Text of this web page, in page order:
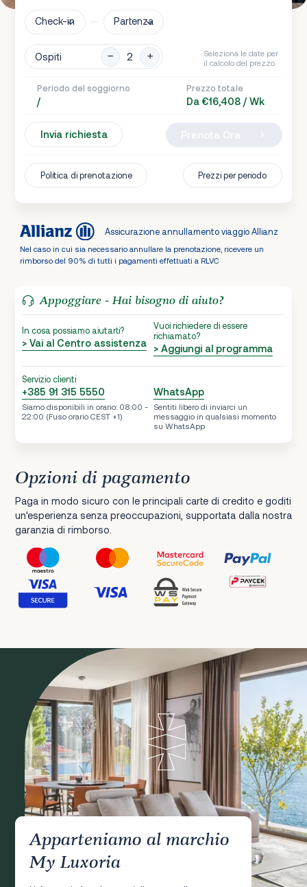
Check-in Partenza
Ospiti
Seleziona le date per
il calcolo del prezzo
Periodo del soggiorno
/
Prezzo totale
Da €16,408 / Wk
Invia richiesta
Politica di prenotazione Prezzi per periodo
Assicurazione annullamento viaggio Allianz
Nel caso in cui sia necessario annullare la prenotazione, ricevere un
rimborso del 90% di tutti i pagamenti effettuati a RLVC
Appoggiare - Hai bisogno di aiuto?
In cosa possiamo aiutarti?
> Vai al Centro assistenza
Vuoi richiedere di essere
richiamato?
> Aggiungi al programma
Servizio clienti
+385 91 315 5550
Siamo disponibili in orario: 08:00 -
22:00 (Fuso orario CEST +1)
WhatsApp
Sentiti libero di inviarci un
messaggio in qualsiasi momento
su WhatsApp
Opzioni di pagamento
Paga in modo sicuro con le principali carte di credito e goditi
un'esperienza senza preoccupazioni, supportata dalla nostra
garanzia di rimborso.
Apparteniamo al marchio
My Luxoria